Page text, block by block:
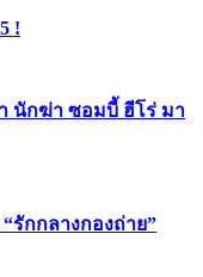
!
นักฆ่า ซอมบี้ ฮีโร่ มา
รักกลางกองถ่าย”